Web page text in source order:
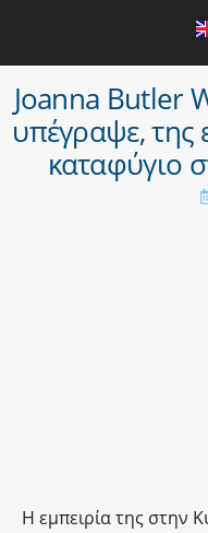
Joanna Butler
υπέγραψε, της
καταφύγιο
Η εμπειρία της στην